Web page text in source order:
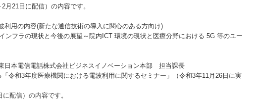
21日に配信）の内容です。
利用の内容(新たな通信技術の導入に関心のある方向け)
ンフラの現状と今後の展望～院内ICT 環境の現状と医療分野における 5G 等のユー
電信電話株式会社ビジネスイノベーション本部 担当課長
令和3年度医療機関における電波利用に関するセミナー」（令和3年11月26日に実
配信）の内容です。